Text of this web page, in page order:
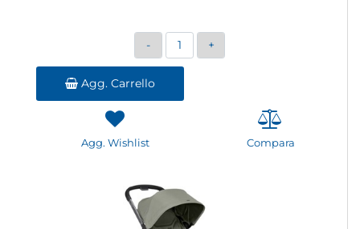
Quantità
Agg. Carrello
Agg. Wishlist Compara